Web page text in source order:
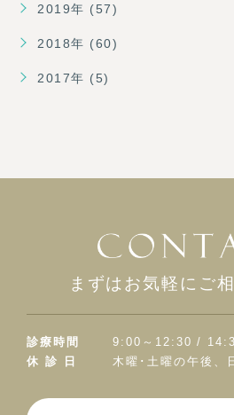
2019年 (57)
2018年 (60)
2017年 (5)
まずはお気軽にご
診療時間
休 診 日
9:00～12:30 /
木曜･土曜の午後、